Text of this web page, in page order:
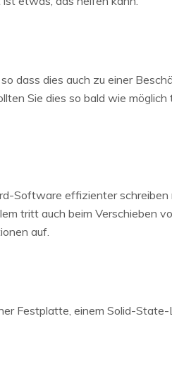
dass dies auch zu einer
Sie dies so bald wie möglich
Software effizienter schreiben
tritt auch beim Verschieben
auf.
Festplatte, einem Solid-